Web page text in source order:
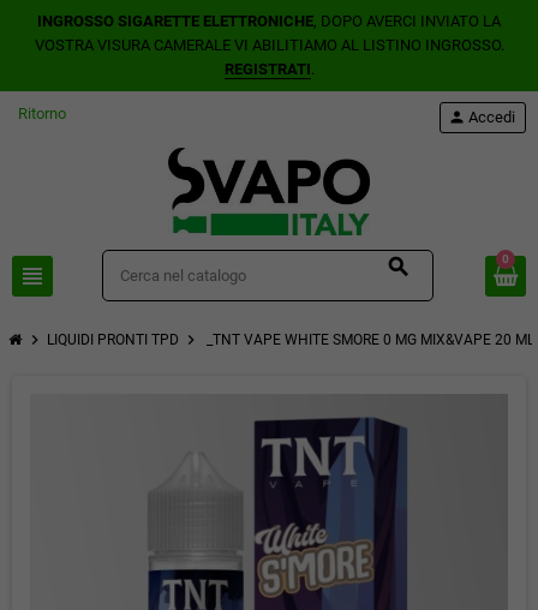
INGROSSO SIGARETTE ELETTRONICHE, DOPO AVERCI INVIATO LA
VOSTRA VISURA CAMERALE VI ABILITIAMO AL LISTINO INGROSSO.
REGISTRATI.
Ritorno
view_headline search
person Accedi
0
chevron_right LIQUIDI PRONTI TPD chevron_right _TNT VAPE WHITE SMORE 0 MG MIX&VAPE 20